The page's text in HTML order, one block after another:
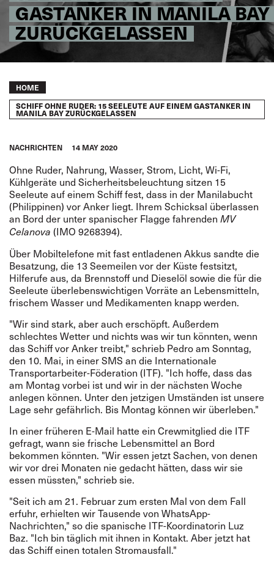
GASTANKER IN MANILA BAY
ZURÜCKGELASSEN
Breadcrumb
HOME
SCHIFF OHNE RUDER: 15 SEELEUTE AUF EINEM GASTANKER IN
MANILA BAY ZURÜCKGELASSEN
NACHRICHTEN 14 MAY 2020
Ohne Ruder, Nahrung, Wasser, Strom, Licht, Wi-Fi,
Kühlgeräte und Sicherheitsbeleuchtung sitzen 15
Seeleute auf einem Schiff fest, dass in der Manilabucht
(Philippinen) vor Anker liegt. Ihrem Schicksal überlassen
an Bord der unter spanischer Flagge fahrenden MV
Celanova (IMO 9268394).
Über Mobiltelefone mit fast entladenen Akkus sandte die
Besatzung, die 13 Seemeilen vor der Küste festsitzt,
Hilferufe aus, da Brennstoff und Dieselöl sowie die für die
Seeleute überlebenswichtigen Vorräte an Lebensmitteln,
frischem Wasser und Medikamenten knapp werden.
"Wir sind stark, aber auch erschöpft. Außerdem
schlechtes Wetter und nichts was wir tun könnten, wenn
das Schiff vor Anker treibt," schrieb Pedro am Sonntag,
den 10. Mai, in einer SMS an die Internationale
Transportarbeiter-Föderation (ITF). "Ich hoffe, dass das
am Montag vorbei ist und wir in der nächsten Woche
anlegen können. Unter den jetzigen Umständen ist unsere
Lage sehr gefährlich. Bis Montag können wir überleben."
In einer früheren E-Mail hatte ein Crewmitglied die ITF
gefragt, wann sie frische Lebensmittel an Bord
bekommen könnten. "Wir essen jetzt Sachen, von denen
wir vor drei Monaten nie gedacht hätten, dass wir sie
essen müssten," schrieb sie.
"Seit ich am 21. Februar zum ersten Mal von dem Fall
erfuhr, erhielten wir Tausende von WhatsApp-
Nachrichten," so die spanische ITF-Koordinatorin Luz
Baz. "Ich bin täglich mit ihnen in Kontakt. Aber jetzt hat
das Schiff einen totalen Stromausfall."